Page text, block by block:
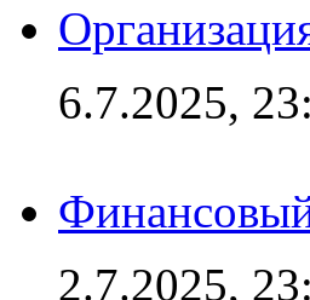
6.7.2025,
2.7.2025,